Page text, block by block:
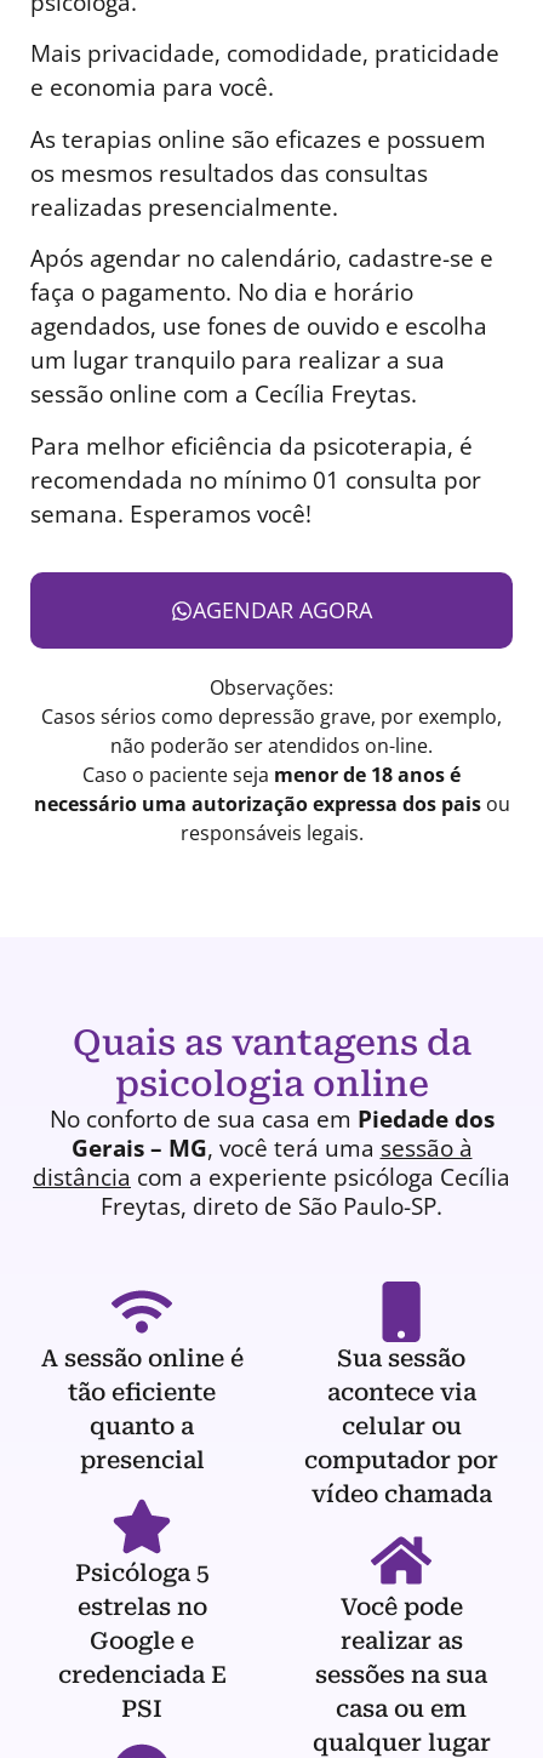
Mais privacidade, comodidade, praticidade
e economia para você.
As terapias online são eficazes e possuem
os mesmos resultados das consultas
realizadas presencialmente.
Após agendar no calendário, cadastre-se e
faça o pagamento. No dia e horário
agendados, use fones de ouvido e escolha
um lugar tranquilo para realizar a sua
sessão online com a Cecília Freytas.
Para melhor eficiência da psicoterapia, é
recomendada no mínimo 01 consulta por
semana. Esperamos você!
AGENDAR AGORA
Observações:
Casos sérios como depressão grave, por exemplo,
não poderão ser atendidos on-line.
Caso o paciente seja menor de 18 anos é
necessário uma autorização expressa dos paisou
responsáveis legais.
Quais as vantagens da
psicologia online
No conforto de sua casa em Piedade dos
Gerais – MG, você terá uma sessão à
distância com a experiente psicóloga Cecília
Freytas, direto de São Paulo-SP.
A sessão online é
tão eficiente
quanto a
presencial
Psicóloga 5
estrelas no
Google e
credenciada E
PSI
Sua sessão
acontece via
celular ou
computador por
vídeo chamada
Você pode
realizar as
sessões na sua
casa ou em
qualquer lugar